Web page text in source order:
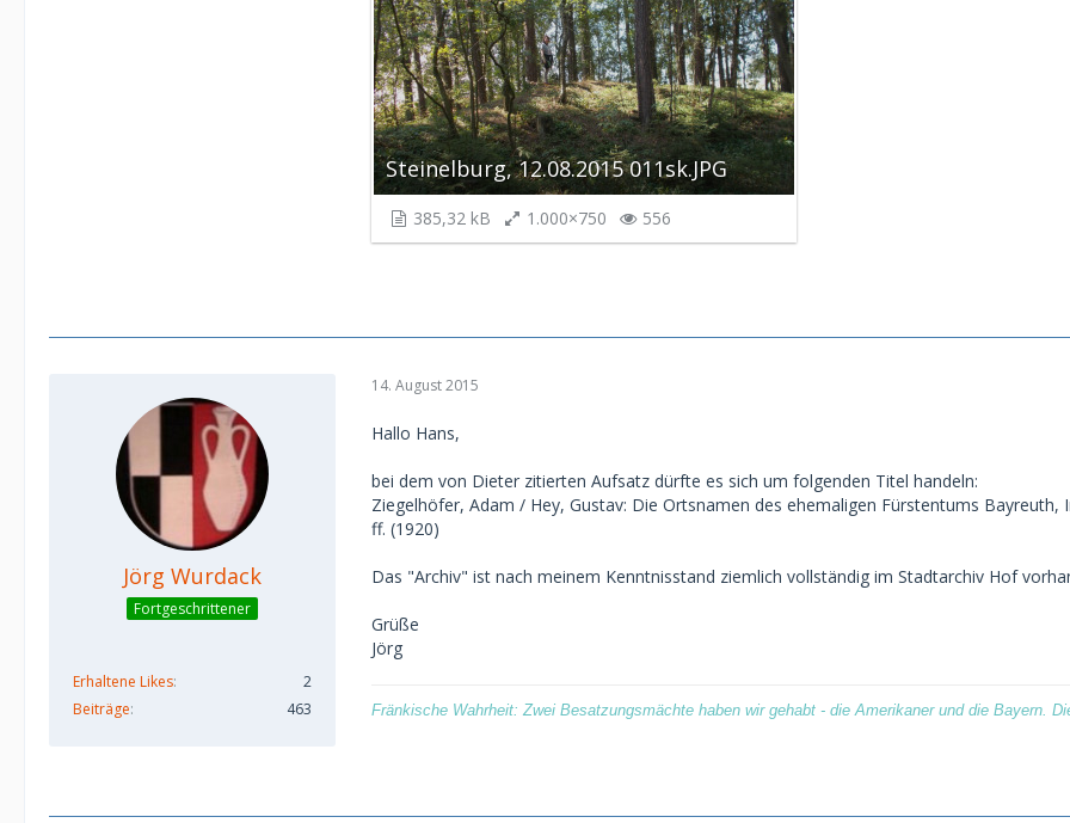
Steinelburg, 12.08.2015 011sk.JPG
385,32 kB 1.000×750 556
Jörg Wurdack
Fortgeschrittener
Erhaltene Likes
2
Beiträge
463
14. August 2015
Hallo Hans,
bei dem von Dieter zitierten Aufsatz dürfte es sich um folgenden Titel handeln:
Ziegelhöfer, Adam / Hey, Gustav: Die Ortsnamen des ehemaligen Fürstentums
ff. (1920)
Das "Archiv" ist nach meinem Kenntnisstand ziemlich vollständig im Stadtarchiv Hof
Grüße
Jörg
Fränkische Wahrheit: Zwei Besatzungsmächte haben wir gehabt - die Amerikaner und die Bayern.